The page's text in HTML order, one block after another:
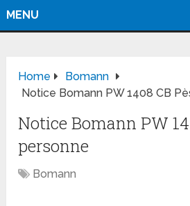
MENU
Home
Bomann
Notice Bomann PW 1408 CB
Notice Bomann PW
personne
Bomann